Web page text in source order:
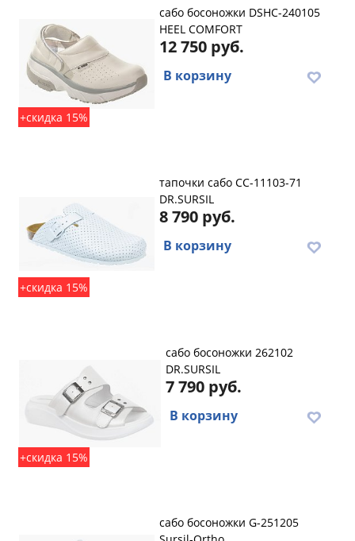
+скидка 15%
сабо босоножки DSHC-240105
HEEL COMFORT
12 750 руб.
В корзину
+скидка 15%
тапочки сабо СС-11103-71
DR.SURSIL
8 790 руб.
В корзину
+скидка 15%
сабо босоножки 262102
DR.SURSIL
7 790 руб.
В корзину
сабо босоножки G-251205